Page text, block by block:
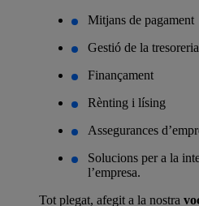
Mitjans de pagament
Gestió de la tresoreria
Finançament
Rènting i lísing
Assegurances
Solucions per a la
l’empresa.
Tot plegat, afegit a la nostra